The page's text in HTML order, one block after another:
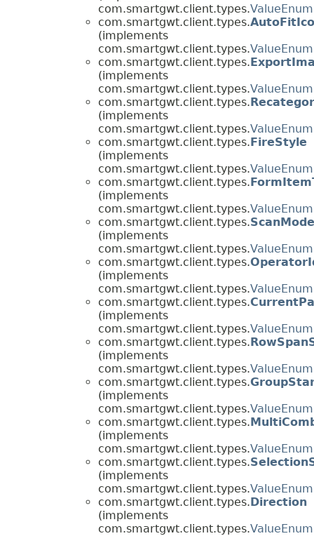
com.smartgwt.client.types.ValueEnum
com.smartgwt.client.types.
(implements
com.smartgwt.client.types.ValueEnum
com.smartgwt.client.types.
(implements
com.smartgwt.client.types.ValueEnum
com.smartgwt.client.types.
(implements
com.smartgwt.client.types.ValueEnum
com.smartgwt.client.types.FireStyle
(implements
com.smartgwt.client.types.ValueEnum
com.smartgwt.client.types.
(implements
com.smartgwt.client.types.ValueEnum
com.smartgwt.client.types.ScanMode
(implements
com.smartgwt.client.types.ValueEnum
com.smartgwt.client.types.
(implements
com.smartgwt.client.types.ValueEnum
com.smartgwt.client.types.
(implements
com.smartgwt.client.types.ValueEnum
com.smartgwt.client.types.
(implements
com.smartgwt.client.types.ValueEnum
com.smartgwt.client.types.
(implements
com.smartgwt.client.types.ValueEnum
com.smartgwt.client.types.
(implements
com.smartgwt.client.types.ValueEnum
com.smartgwt.client.types.
(implements
com.smartgwt.client.types.ValueEnum
com.smartgwt.client.types.Direction
(implements
com.smartgwt.client.types.ValueEnum